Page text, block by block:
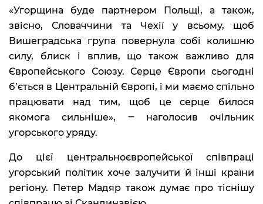
«Угорщина буде партнером Польщі, а також,
звісно, Словаччини та Чехії у всьому, щоб
Вишеградська група повернула собі колишню
силу, блиск і вплив, що також важливо для
Європейського Союзу. Серце Європи сьогодні
б’ється в Центральній Європі, і ми маємо спільно
працювати над тим, щоб це серце билося
якомога сильніше», ‒ наголосив очільник
угорського уряду.
До цієї центральноєвропейської співпраці
угорський політик хоче залучити й інші країни
регіону. Петер Мадяр також думає про тіснішу